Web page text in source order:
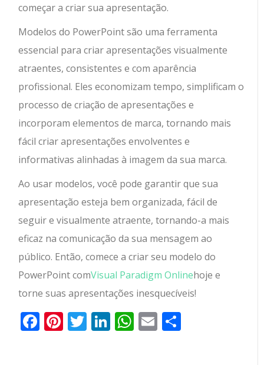
começar a criar sua apresentação.
Modelos do PowerPoint são uma ferramenta
essencial para criar apresentações visualmente
atraentes, consistentes e com aparência
profissional. Eles economizam tempo, simplificam o
processo de criação de apresentações e
incorporam elementos de marca, tornando mais
fácil criar apresentações envolventes e
informativas alinhadas à imagem da sua marca.
Ao usar modelos, você pode garantir que sua
apresentação esteja bem organizada, fácil de
seguir e visualmente atraente, tornando-a mais
eficaz na comunicação da sua mensagem ao
público. Então, comece a criar seu modelo do
PowerPoint comVisual Paradigm Onlinehoje e
torne suas apresentações inesquecíveis!
Facebook
Pinterest
Twitter
LinkedIn
WhatsApp
Email